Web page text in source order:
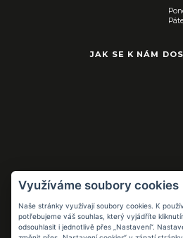
JAK SE K NÁM
Využíváme soubory cookies
Naše stránky využívají soubory cookies. K
potřebujeme váš souhlas, který vyjádříte
odsouhlasit i jednotlivě přes „Nastavení“.